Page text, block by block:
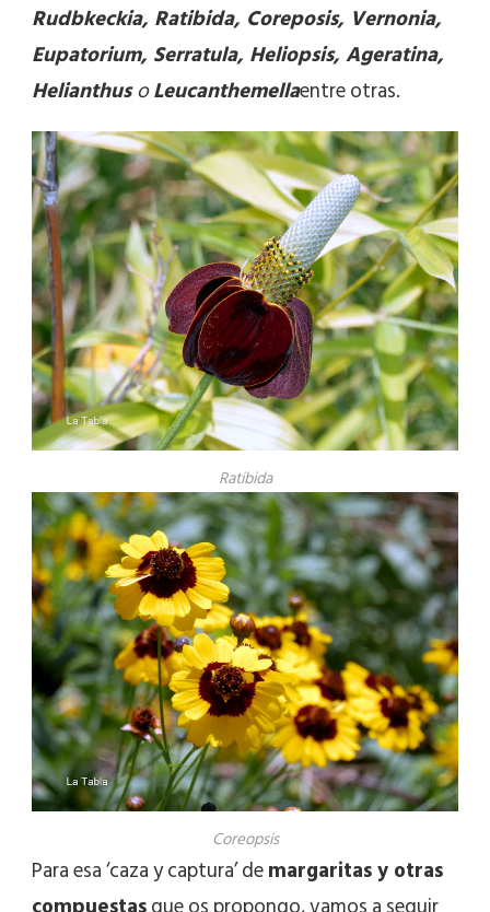
Rudbkeckia, Ratibida, Coreposis, Vernonia,
Eupatorium, Serratula, Heliopsis, Ageratina,
HelianthusoLeucanthemellaentre otras.
Ratibida
Coreopsis
Para esa ‘caza y captura’ demargaritas y otras